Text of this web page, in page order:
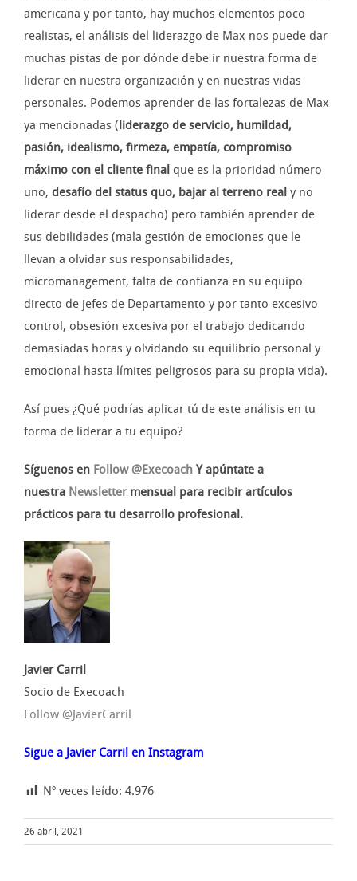
americana y por tanto, hay muchos elementos poco
realistas, el análisis del liderazgo de Max nos puede dar
muchas pistas de por dónde debe ir nuestra forma de
liderar en nuestra organización y en nuestras vidas
personales. Podemos aprender de las fortalezas de Max
ya mencionadas ( liderazgo de servicio, humildad,
pasión, idealismo, firmeza, empatía, compromiso
máximo con el cliente final que es la prioridad número
uno, desafío del status quo, bajar al terreno real y no
liderar desde el despacho) pero también aprender de
sus debilidades (mala gestión de emociones que le
llevan a olvidar sus responsabilidades,
micromanagement, falta de confianza en su equipo
directo de jefes de Departamento y por tanto excesivo
control, obsesión excesiva por el trabajo dedicando
demasiadas horas y olvidando su equilibrio personal y
emocional hasta límites peligrosos para su propia vida).
Así pues ¿Qué podrías aplicar tú de este análisis en tu
forma de liderar a tu equipo?
Síguenos en Follow @Execoach Y apúntate a
nuestra Newslettermensual para recibir artículos
prácticos para tu desarrollo profesional.
Javier Carril
Socio de Execoach
Follow @JavierCarril
Sigue a Javier Carril en Instagram
Nº veces leído: 4.976
26 abril, 2021